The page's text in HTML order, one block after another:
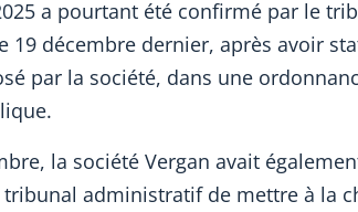
a pourtant été confirmé par le
19 décembre dernier, après avoir
par la société, dans une
la société Vergan avait
tribunal administratif de mettre à la